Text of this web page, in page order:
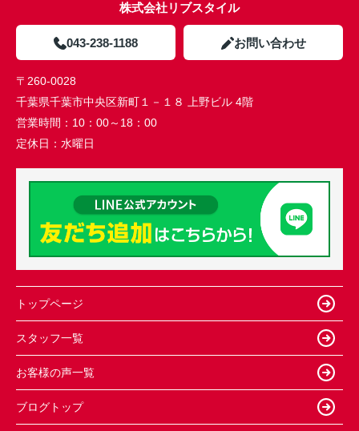
株式会社リブスタイル
043-238-1188 お問い合わせ
〒260-0028
千葉県千葉市中央区新町１－１８ 上野ビル 4階
営業時間： 10：00～18：00
定休日： 水曜日
トップページ
スタッフ一覧
お客様の声一覧
ブログトップ